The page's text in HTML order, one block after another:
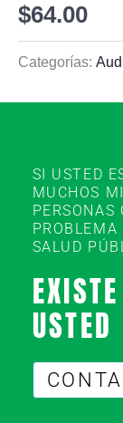
$64.00
Categorías:
SI USTED
MUCHOS
PERSONAS
PROBLEMA
SALUD
USTED